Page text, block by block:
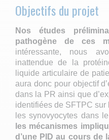
Objectifs du projet
Nos études
pathogène de ces
intéressante, nous
inattendue de la
liquide articulaire de
aura donc pour objectif
dans la PR ainsi que
identifiées de SFTPC
les synovyocytes dans
les mécanismes
d’une PID au cours de